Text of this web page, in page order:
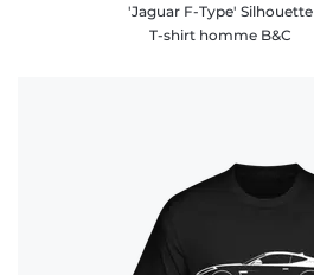
'Jaguar F-Type' Silhouette
T-shirt homme B&C